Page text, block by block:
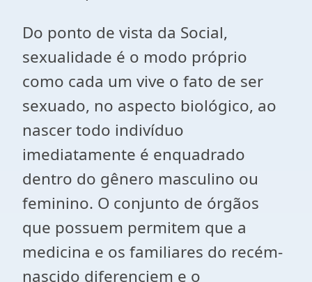
Do ponto de vista da Social,
sexualidade é o modo próprio
como cada um vive o fato de ser
sexuado, no aspecto biológico, ao
nascer todo indivíduo
imediatamente é enquadrado
dentro do gênero masculino ou
feminino. O conjunto de órgãos
que possuem permitem que a
medicina e os familiares do recém-
nascido diferenciem e o